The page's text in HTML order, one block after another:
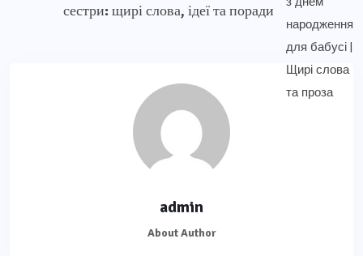
сестри: щирі слова, ідеї та поради
admin
About Author